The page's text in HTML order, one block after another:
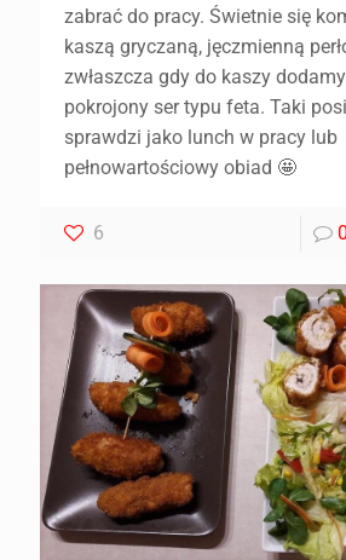
zabrać do pracy. Świetnie się
kaszą gryczaną, jęczmienną
zwłaszcza gdy do kaszy
pokrojony ser typu feta. Taki
sprawdzi jako lunch w pracy lub
pełnowartościowy obiad 🤩
6 0